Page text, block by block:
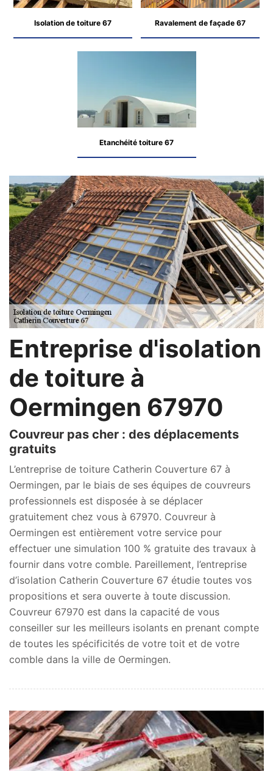
Isolation de toiture 67 Ravalement de façade 67
Etanchéité toiture 67
Entreprise d'isolation
de toiture à
Oermingen 67970
Couvreur pas cher : des déplacements
gratuits
L’entreprise de toiture Catherin Couverture 67 à
Oermingen, par le biais de ses équipes de couvreurs
professionnels est disposée à se déplacer
gratuitement chez vous à 67970. Couvreur à
Oermingen est entièrement votre service pour
effectuer une simulation 100 % gratuite des travaux à
fournir dans votre comble. Pareillement, l’entreprise
d’isolation Catherin Couverture 67 étudie toutes vos
propositions et sera ouverte à toute discussion.
Couvreur 67970 est dans la capacité de vous
conseiller sur les meilleurs isolants en prenant compte
de toutes les spécificités de votre toit et de votre
comble dans la ville de Oermingen.